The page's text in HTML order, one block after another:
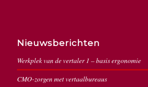
Nieuwsberichten
Werkplek van de vertaler 1 – basis ergonomie
CMO-zorgen met vertaalbureaus